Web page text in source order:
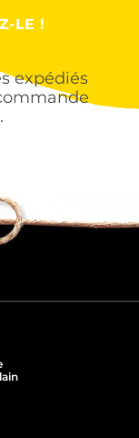
LE !
expédiés